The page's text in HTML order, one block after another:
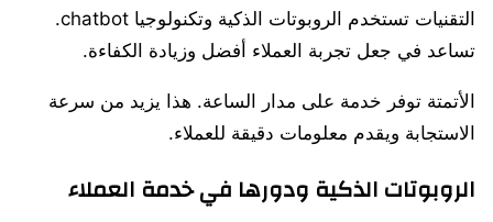
التقنيات تستخدم الروبوتات الذكية وتكنولوجيا chatbot.
تساعد في جعل تجربة العملاء أفضل وزيادة الكفاءة.
الأتمتة توفر خدمة على مدار الساعة. هذا يزيد من سرعة
الاستجابة ويقدم معلومات دقيقة للعملاء.
الروبوتات الذكية ودورها في خدمة العملاء